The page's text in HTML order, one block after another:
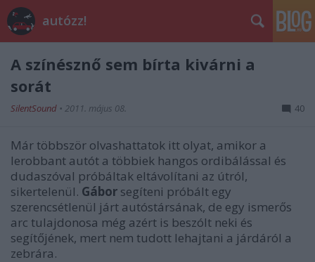
autózz!
A színésznő sem bírta kivárni a
sorát
SilentSound • 2011. május 08. 40
Már többször olvashattatok itt olyat, amikor a
lerobbant autót a többiek hangos ordibálással és
dudaszóval próbáltak eltávolítani az útról,
sikertelenül. Gábor segíteni próbált egy
szerencsétlenül járt autóstársának, de egy ismerős
arc tulajdonosa még azért is beszólt neki és
segítőjének, mert nem tudott lehajtani a járdáról a
zebrára.